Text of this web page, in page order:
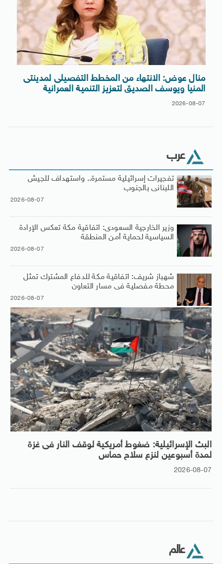
منال عوض: الانتهاء من المخطط التفصيلى لمدينتى
المنيا ويوسف الصديق لتعزيز التنمية العمرانية
2026-08-07
عرب
تفجيرات إسرائيلية مستمرة.. واستهداف للجيش
اللبنانى بالجنوب
2026-08-07
وزير الخارجية السعودى: اتفاقية مكة تعكس الإرادة
السياسية لحماية أمن المنطقة
2026-08-07
شهباز شريف: اتفاقية مكة للدفاع المشترك تمثل
محطة مفصلية فى مسار التعاون
2026-08-07
البث الإسرائيلية: ضغوط أمريكية لوقف النار فى غزة
لمدة أسبوعين لنزع سلاح حماس
2026-08-07
عالم